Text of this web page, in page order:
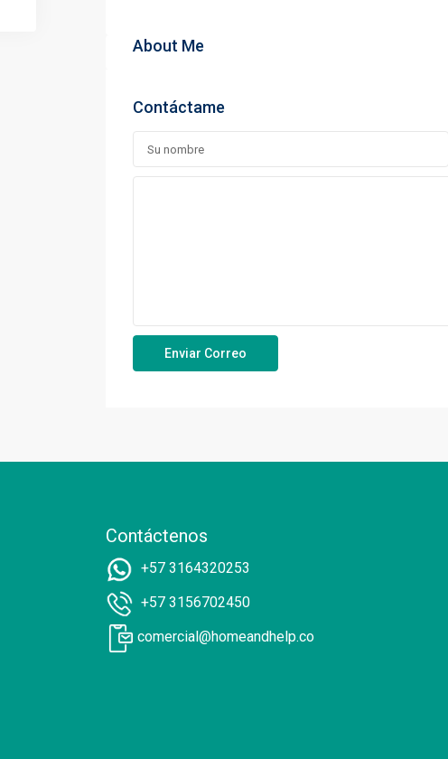
About Me
Contáctame
Contáctenos
+57 3164320253
+57 3156702450
comercial@homeandhelp.co